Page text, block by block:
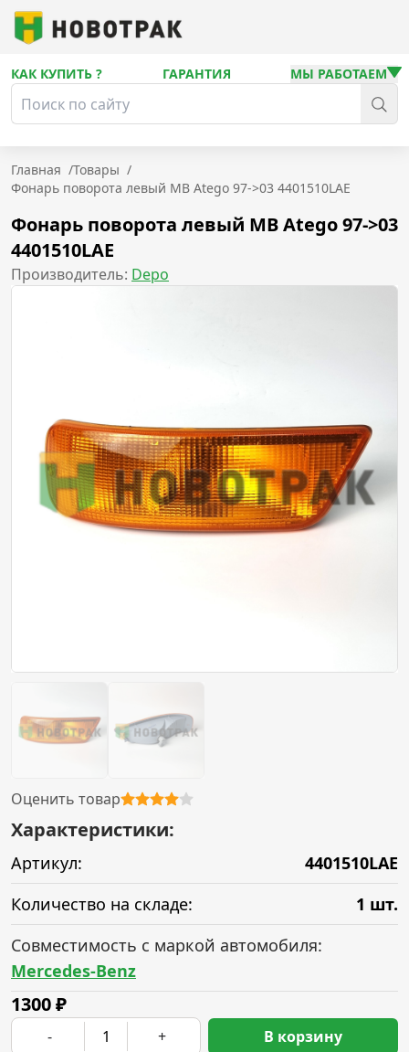
КАК КУПИТЬ ? ГАРАНТИЯ МЫ РАБОТАЕМ
Главная /Товары /
Фонарь поворота левый MB Atego 97->03 4401510LAE
Фонарь поворота левый MB Atego 97->03
4401510LAE
Производитель: Depo
Оценить товар
Характеристики:
Артикул:
4401510LAE
Количество на складе:
1 шт.
Совместимость с маркой автомобиля:
Mercedes-Benz
1300₽
- + В корзину